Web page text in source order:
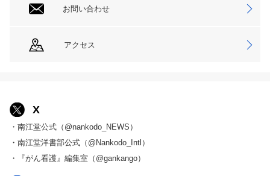
お問い合わせ
アクセス
X
・南江堂公式（@nankodo_NEWS）
・南江堂洋書部公式（@Nankodo_Intl）
・『がん看護』編集室（@gankango）